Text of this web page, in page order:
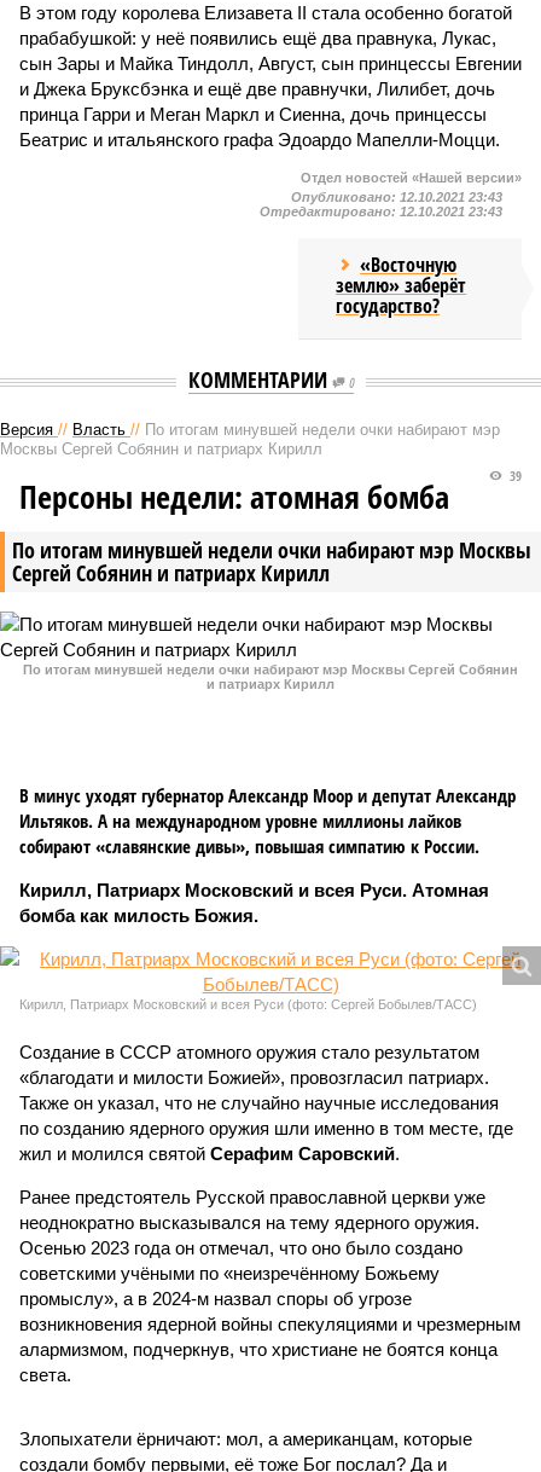
В этом году королева Елизавета II стала особенно богатой
прабабушкой: у неё появились ещё два правнука, Лукас,
сын Зары и Майка Тиндолл, Август, сын принцессы Евгении
и Джека Бруксбэнка и ещё две правнучки, Лилибет, дочь
принца Гарри и Меган Маркл и Сиенна, дочь принцессы
Беатрис и итальянского графа Эдоардо Мапелли-Моцци.
Отдел новостей «Нашей версии»
Опубликовано: 12.10.2021 23:43
Отредактировано: 12.10.2021 23:43
«Восточную
землю» заберёт
государство?
КОММЕНТАРИИ 0
Версия // Власть // По итогам минувшей недели очки набирают мэр
Москвы Сергей Собянин и патриарх Кирилл
По итогам минувшей недели очки набирают мэр Москвы
Сергей Собянин и патриарх Кирилл
39
Персоны недели: атомная бомба
По итогам минувшей недели очки набирают мэр Москвы Сергей Собянин
и патриарх Кирилл
В минус уходят губернатор Александр Моор и депутат Александр
Ильтяков. А на международном уровне миллионы лайков
собирают «славянские дивы», повышая симпатию к России.
Кирилл, Патриарх Московский и всея Руси. Атомная
бомба как милость Божия.
Кирилл, Патриарх Московский и всея Руси (фото: Сергей Бобылев/ТАСС)
Создание в СССР атомного оружия стало результатом
«благодати и милости Божией», провозгласил патриарх.
Также он указал, что не случайно научные исследования
по созданию ядерного оружия шли именно в том месте, где
жил и молился святой Серафим Саровский.
Ранее предстоятель Русской православной церкви уже
неоднократно высказывался на тему ядерного оружия.
Осенью 2023 года он отмечал, что оно было создано
советскими учёными по «неизречённому Божьему
промыслу», а в 2024-м назвал споры об угрозе
возникновения ядерной войны спекуляциями и чрезмерным
алармизмом, подчеркнув, что христиане не боятся конца
света.
Злопыхатели ёрничают: мол, а американцам, которые
создали бомбу первыми, её тоже Бог послал? Да и